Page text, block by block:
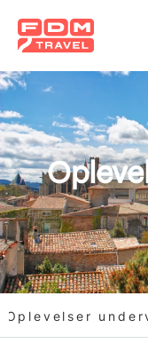
Gå
hovedindhold
Oplevelser